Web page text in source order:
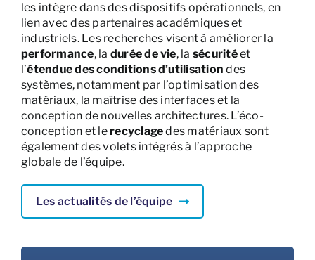
les intègre dans des dispositifs opérationnels, en
lien avec des partenaires académiques et
industriels. Les recherches visent à améliorer la
performance, la durée de vie, la sécuritéet
l’étendue des conditions d’utilisation des
systèmes, notamment par l’optimisation des
matériaux, la maîtrise des interfaces et la
conception de nouvelles architectures. L’éco-
conception et lerecyclagedes matériaux sont
également des volets intégrés à l’approche
globale de l’équipe.
Les actualités de l’équipe